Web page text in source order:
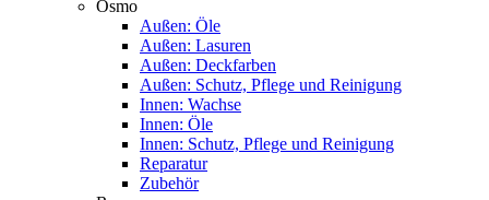
Osmo
Außen: Öle
Außen: Lasuren
Außen: Deckfarben
Außen: Schutz, Pflege und Reinigung
Innen: Wachse
Innen: Öle
Innen: Schutz, Pflege und Reinigung
Reparatur
Zubehör